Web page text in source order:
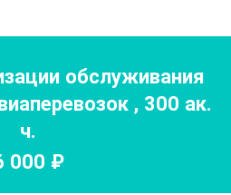
обслуживания
, 300 ак.
ч.
000 ₽